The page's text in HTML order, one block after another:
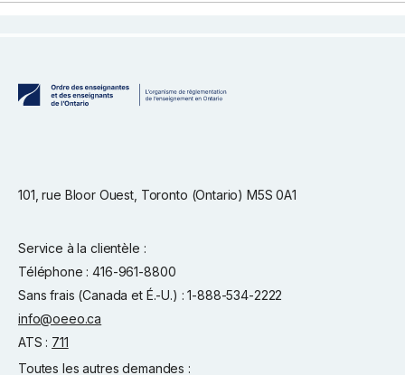
101, rue Bloor Ouest, Toronto (Ontario) M5S 0A1
Service à la clientèle :
Téléphone : 416-961-8800
Sans frais (Canada et É.-U.) : 1-888-534-2222
info@oeeo.ca
ATS : 711
Toutes les autres demandes :